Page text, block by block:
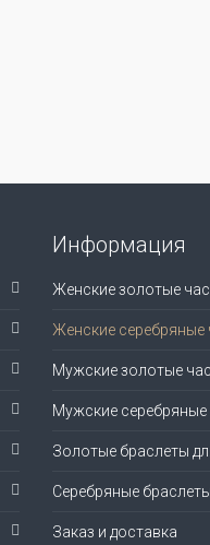
Информация
Женские золотые
Женские серебряные
Мужские золотые
Мужские серебряные
Золотые браслеты
Серебряные
Заказ и доставка